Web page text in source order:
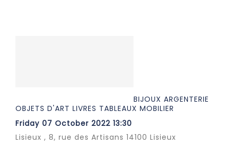
BIJOUX ARGENTERIE
OBJETS D'ART LIVRES TABLEAUX MOBILIER
Friday 07 October 2022 13:30
Lisieux , 8, rue des Artisans 14100 Lisieux